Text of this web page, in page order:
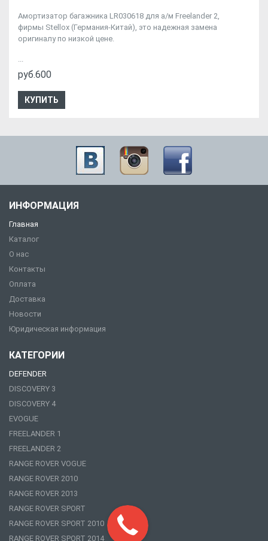
Амортизатор багажника LR030618 для а/м Freelander 2,
фирмы Stellox (Германия-Китай), это надежная замена
оригиналу по низкой цене.
...
руб.600
КУПИТЬ
ИНФОРМАЦИЯ
Главная
Каталог
О нас
Контакты
Оплата
Доставка
Новости
Юридическая информация
КАТЕГОРИИ
DEFENDER
DISCOVERY 3
DISCOVERY 4
EVOGUE
FREELANDER 1
FREELANDER 2
RANGE ROVER VOGUE
RANGE ROVER 2010
RANGE ROVER 2013
RANGE ROVER SPORT
RANGE ROVER SPORT 2010
RANGE ROVER SPORT 2014